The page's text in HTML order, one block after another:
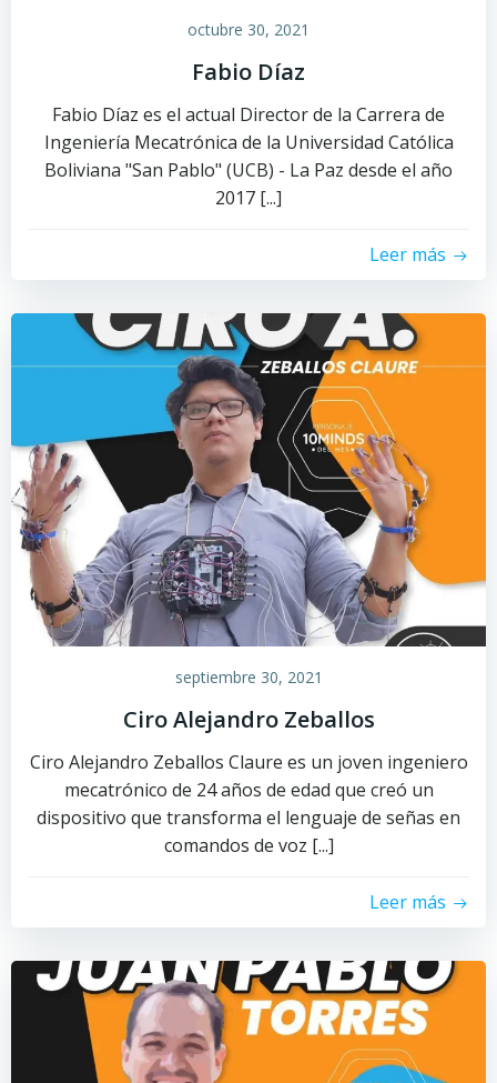
octubre 30, 2021
Fabio Díaz
Fabio Díaz es el actual Director de la Carrera de
Ingeniería Mecatrónica de la Universidad Católica
Boliviana "San Pablo" (UCB) - La Paz desde el año
2017 [...]
Leer más
septiembre 30, 2021
Ciro Alejandro Zeballos
Ciro Alejandro Zeballos Claure es un joven ingeniero
mecatrónico de 24 años de edad que creó un
dispositivo que transforma el lenguaje de señas en
comandos de voz [...]
Leer más